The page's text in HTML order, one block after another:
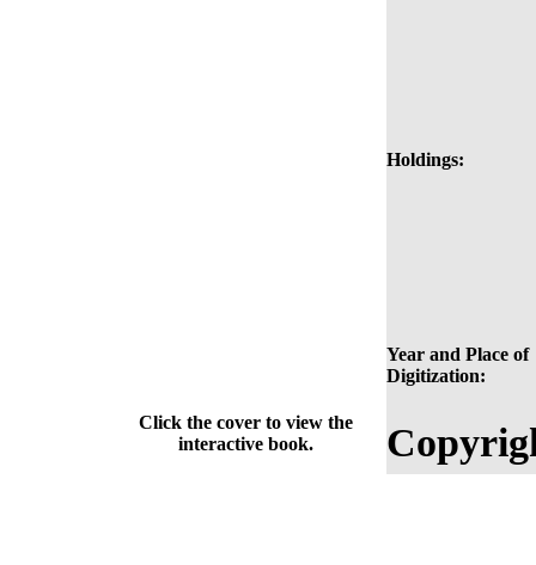
Holdings:
Year and Place of
Digitization:
Click the cover to view the
interactive book.